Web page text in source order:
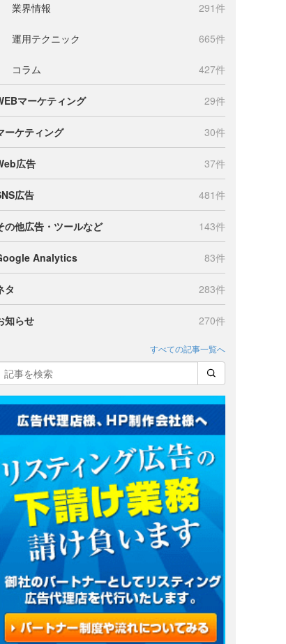
業界情報 291件
運用テクニック 665件
コラム 427件
マーケティング 29件
ーケティング 30件
広告 37件
広告 481件
の他広告・ツールなど 143件
Analytics 83件
タ 283件
知らせ 270件
すべての記事一覧へ